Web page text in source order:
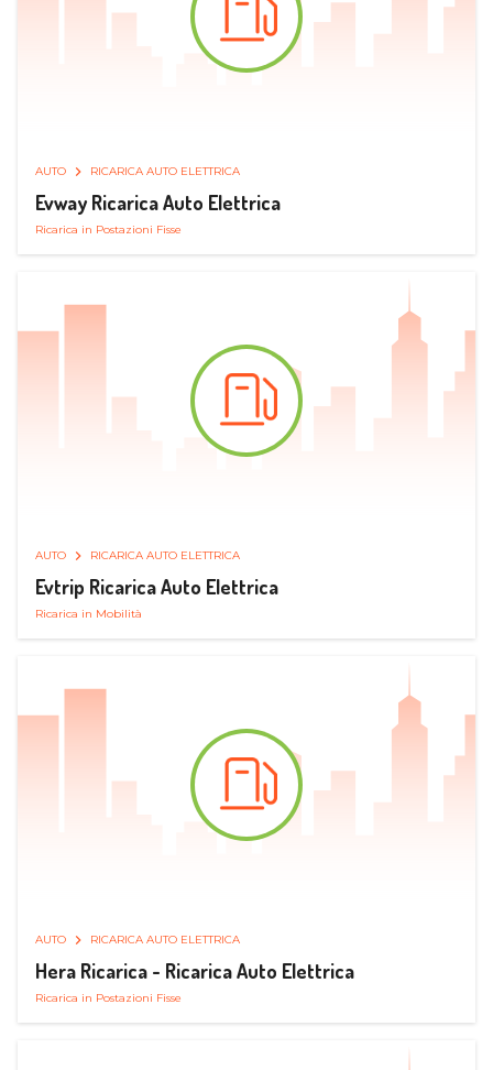
AUTO RICARICA AUTO ELETTRICA
Evway Ricarica Auto Elettrica
Ricarica in Postazioni Fisse
AUTO RICARICA AUTO ELETTRICA
Evtrip Ricarica Auto Elettrica
Ricarica in Mobilità
AUTO RICARICA AUTO ELETTRICA
Hera Ricarica - Ricarica Auto Elettrica
Ricarica in Postazioni Fisse